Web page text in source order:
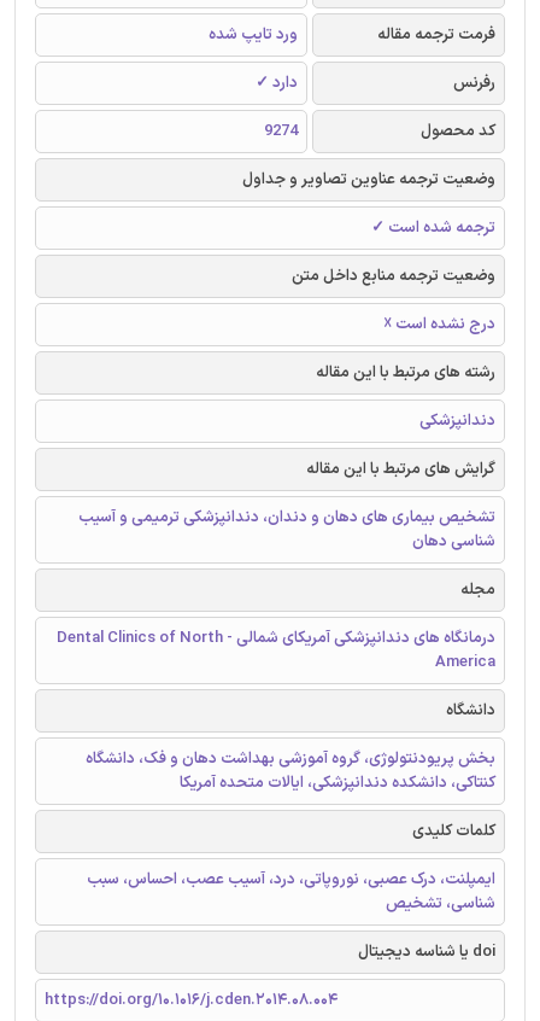
فرمت ترجمه مقاله
ورد تایپ شده
رفرنس
دارد ✓
کد محصول
9274
وضعیت ترجمه عناوین تصاویر و جداول
ترجمه شده است ✓
وضعیت ترجمه منابع داخل متن
درج نشده است ☓
رشته های مرتبط با این مقاله
دندانپزشکی
گرایش های مرتبط با این مقاله
تشخیص بیماری های دهان و دندان، دندانپزشکی ترمیمی و آسیب
شناسی دهان
مجله
درمانگاه های دندانپزشکی آمریکای شمالی - Dental Clinics of North
America
دانشگاه
بخش پریودنتولوژی، گروه آموزشی بهداشت دهان و فک، دانشگاه
کنتاکی، دانشکده دندانپزشکی، ایالات متحده آمریکا
کلمات کلیدی
ایمپلنت، درک عصبی، نوروپاتی، درد، آسیب عصب، احساس، سبب
شناسی، تشخیص
doi یا شناسه دیجیتال
https://doi.org/10.1016/j.cden.2014.08.004